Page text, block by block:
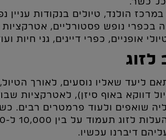
כשר.
הולנד, טיולים בנקודות עניין
בכפרי נופש פסטורליים, אטרקציות
אופניים, כפרי דייגים, גני חיות
לזוג
ליעד שאליו נוסעים, לאורך
דווקא באוף סיזן), לאטרקציות
שואפים ולעוד פרמטרים רבים.
בטיול
דיברנו עכשיו.